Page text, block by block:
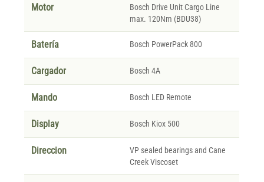
Motor
Bosch Drive Unit Cargo Line
max. 120Nm (BDU38)
Batería Bosch PowerPack 800
Cargador Bosch 4A
Mando Bosch LED Remote
Display Bosch Kiox 500
Direccion
VP sealed bearings and Cane
Creek Viscoset